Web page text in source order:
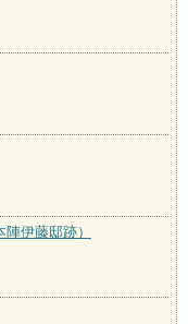
伊藤邸跡）